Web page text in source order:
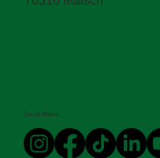
Otto-Eckerle-Straße 7-11
Social Media